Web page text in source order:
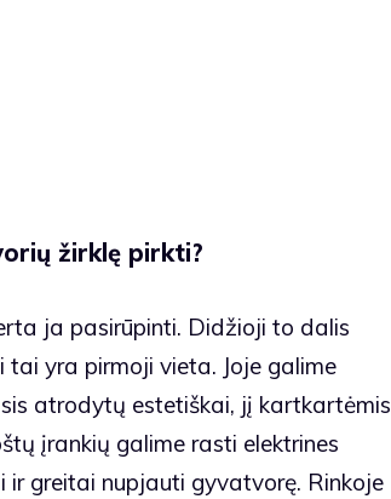
žirklę pirkti?
ja pasirūpinti. Didžioji to dalis
tai yra pirmoji vieta. Joje galime
atrodytų estetiškai, jį kartkartėmis
įrankių galime rasti elektrines
greitai nupjauti gyvatvorę. Rinkoje